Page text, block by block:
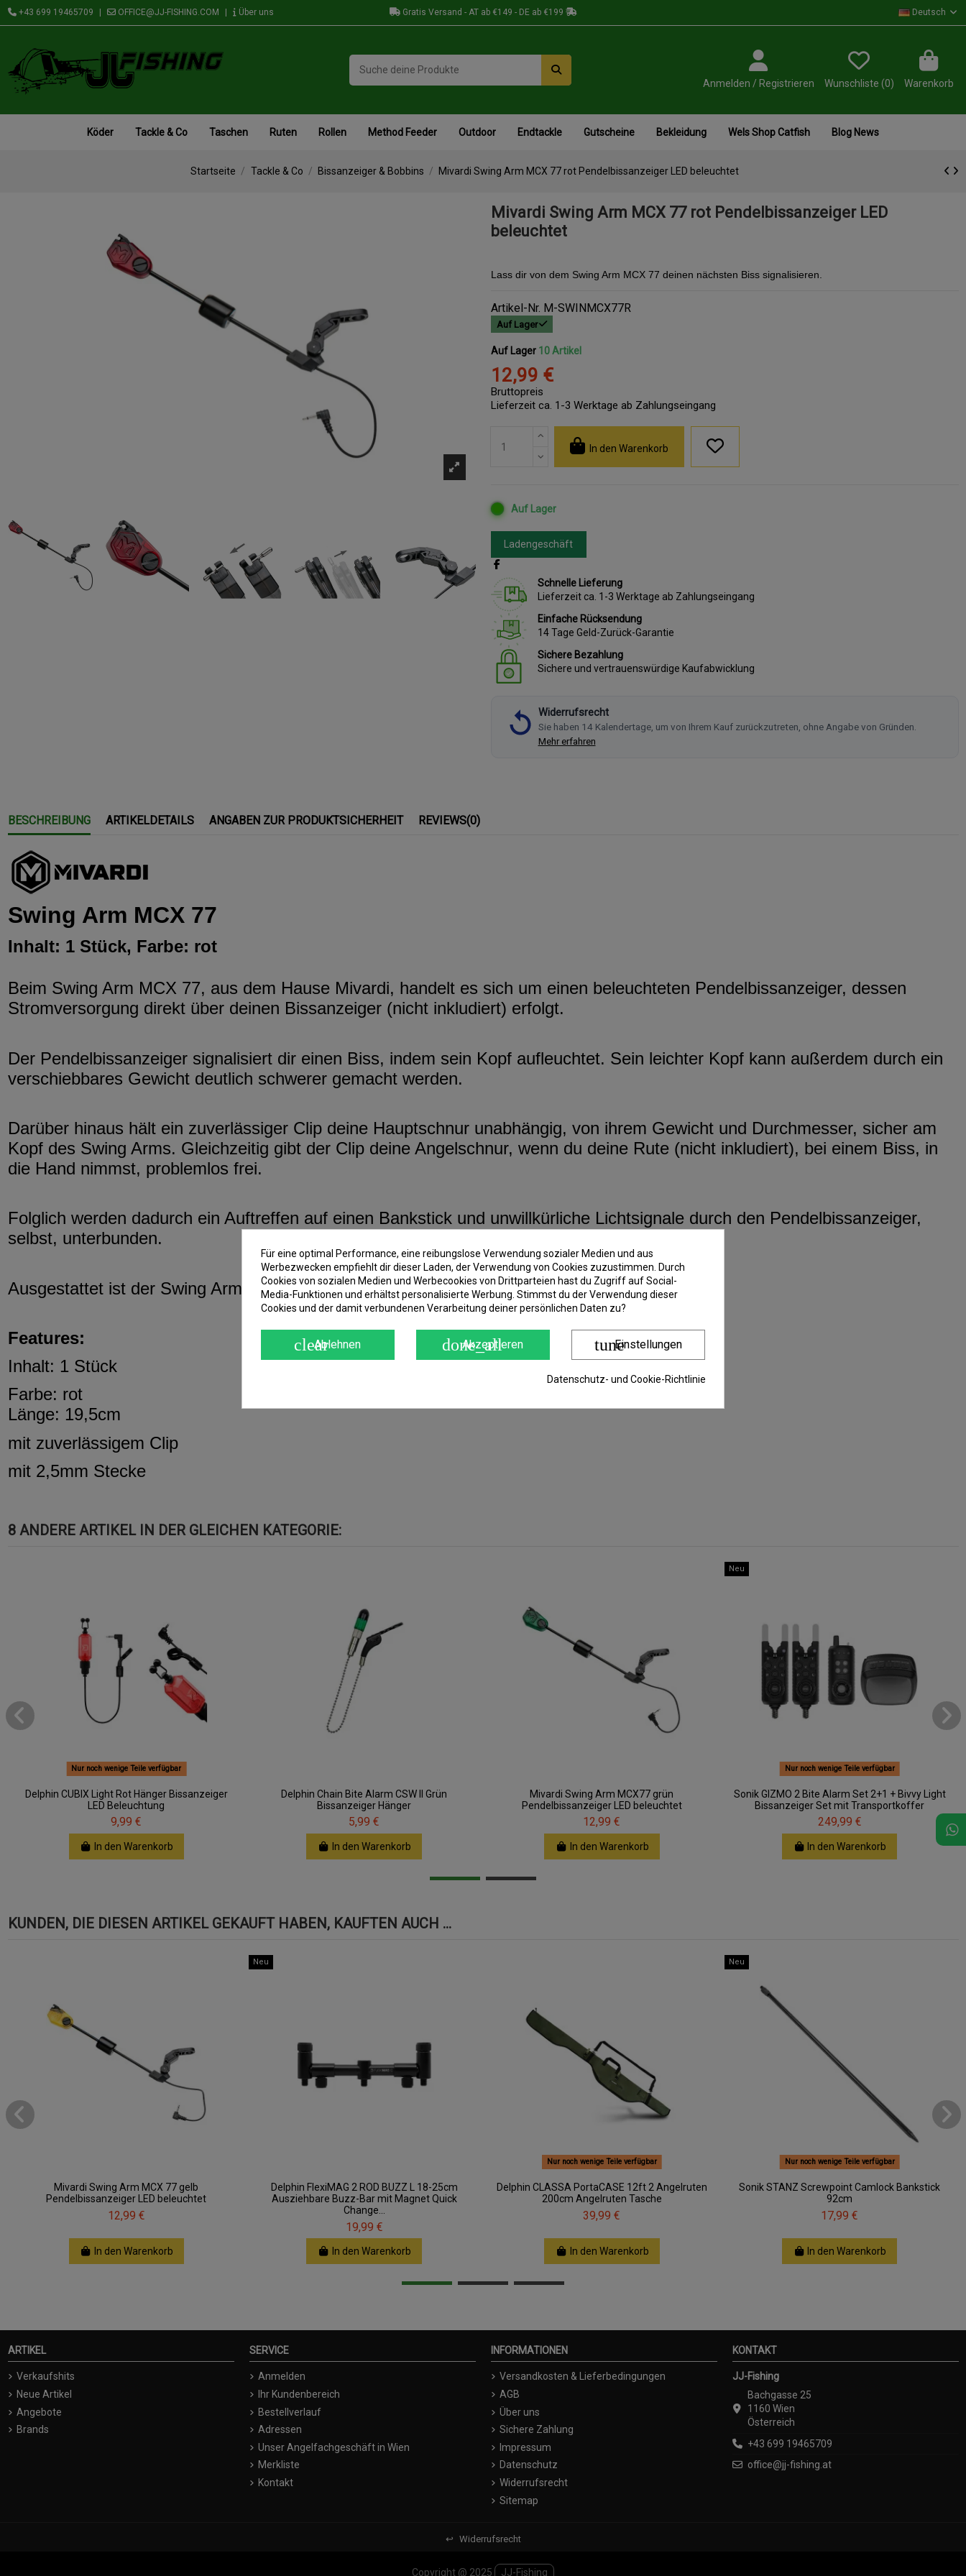
+43 699 19465709 OFFICE@JJ-FISHING.COM Über uns Gratis Versand - AT ab €149 - DE ab €199 Deutsch
Anmelden / Registrieren Wunschliste (0) Warenkorb
Köder Tackle & Co Taschen Ruten Rollen Method Feeder Outdoor Endtackle Gutscheine Bekleidung Wels Shop Catfish Blog News
Startseite Tackle & Co Bissanzeiger & Bobbins Mivardi Swing Arm MCX 77 rot Pendelbissanzeiger LED beleuchtet
Mivardi Swing Arm MCX 77 rot Pendelbissanzeiger LED
beleuchtet
Lass dir von dem Swing Arm MCX 77 deinen nächsten Biss signalisieren.
Artikel-Nr. M-SWINMCX77R
Auf Lager
Auf Lager 10 Artikel
12,99 €
Bruttopreis
Lieferzeit ca. 1-3 Werktage ab Zahlungseingang
In den Warenkorb
Auf Lager
Ladengeschäft
Schnelle Lieferung
Lieferzeit ca. 1-3 Werktage ab Zahlungseingang
Einfache Rücksendung
14 Tage Geld-Zurück-Garantie
Sichere Bezahlung
Sichere und vertrauenswürdige Kaufabwicklung
Widerrufsrecht
Sie haben 14 Kalendertage, um von Ihrem Kauf zurückzutreten, ohne Angabe von Gründen.
Mehr erfahren
BESCHREIBUNG ARTIKELDETAILS ANGABEN ZUR PRODUKTSICHERHEIT REVIEWS(0)
Swing Arm MCX 77
Inhalt: 1 Stück, Farbe: rot
Beim Swing Arm MCX 77, aus dem Hause Mivardi, handelt es sich um einen beleuchteten Pendelbissanzeiger, dessen
Stromversorgung direkt über deinen Bissanzeiger (nicht inkludiert) erfolgt.
Der Pendelbissanzeiger signalisiert dir einen Biss, indem sein Kopf aufleuchtet. Sein leichter Kopf kann außerdem durch ein
verschiebbares Gewicht deutlich schwerer gemacht werden.
Darüber hinaus hält ein zuverlässiger Clip deine Hauptschnur unabhängig, von ihrem Gewicht und Durchmesser, sicher am
Kopf des Swing Arms. Gleichzeitig gibt der Clip deine Angelschnur, wenn du deine Rute (nicht inkludiert), bei einem Biss, in
die Hand nimmst, problemlos frei.
Folglich werden dadurch ein Auftreffen auf einen Bankstick und unwillkürliche Lichtsignale durch den Pendelbissanzeiger,
selbst, unterbunden.
Ausgestattet ist der Swing Arm MCX 77 mit einem 2,5mm Stecker.
Features:
Inhalt: 1 Stück
Farbe: rot
Länge: 19,5cm
mit zuverlässigem Clip
mit 2,5mm Stecke
8 ANDERE ARTIKEL IN DER GLEICHEN KATEGORIE:
Nur noch wenige Teile verfügbar
Delphin CUBIX Light Rot Hänger Bissanzeiger
LED Beleuchtung
9,99 €
In den Warenkorb
Delphin Chain Bite Alarm CSW II Grün
Bissanzeiger Hänger
5,99 €
In den Warenkorb
Mivardi Swing Arm MCX77 grün
Pendelbissanzeiger LED beleuchtet
12,99 €
In den Warenkorb
Neu
Nur noch wenige Teile verfügbar
Sonik GIZMO 2 Bite Alarm Set 2+1 + Bivvy Light
Bissanzeiger Set mit Transportkoffer
249,99 €
In den Warenkorb
KUNDEN, DIE DIESEN ARTIKEL GEKAUFT HABEN, KAUFTEN AUCH ...
Mivardi Swing Arm MCX 77 gelb
Pendelbissanzeiger LED beleuchtet
12,99 €
In den Warenkorb
Neu
Delphin FlexiMAG 2 ROD BUZZ L 18-25cm
Ausziehbare Buzz-Bar mit Magnet Quick
Change...
19,99 €
In den Warenkorb
Nur noch wenige Teile verfügbar
Delphin CLASSA PortaCASE 12ft 2 Angelruten
200cm Angelruten Tasche
39,99 €
In den Warenkorb
Neu
Nur noch wenige Teile verfügbar
Sonik STANZ Screwpoint Camlock Bankstick
92cm
17,99 €
In den Warenkorb
ARTIKEL
Verkaufshits
Neue Artikel
Angebote
Brands
SERVICE
Anmelden
Ihr Kundenbereich
Bestellverlauf
Adressen
Unser Angelfachgeschäft in Wien
Merkliste
Kontakt
INFORMATIONEN
Versandkosten & Lieferbedingungen
AGB
Über uns
Sichere Zahlung
Impressum
Datenschutz
Widerrufsrecht
Sitemap
KONTAKT
JJ-Fishing
Bachgasse 25
1160 Wien
Österreich
+43 699 19465709
office@jj-fishing.at
↩ Widerrufsrecht
Copyright @ 2025 JJ-Fishing
Für eine optimal Performance, eine reibungslose Verwendung sozialer Medien und aus
Werbezwecken empfiehlt dir dieser Laden, der Verwendung von Cookies zuzustimmen. Durch
Cookies von sozialen Medien und Werbecookies von Drittparteien hast du Zugriff auf Social-
Media-Funktionen und erhältst personalisierte Werbung. Stimmst du der Verwendung dieser
Cookies und der damit verbundenen Verarbeitung deiner persönlichen Daten zu?
clearAblehnen done_all
Akzeptieren tuneEinstellungen
Datenschutz- und Cookie-Richtlinie